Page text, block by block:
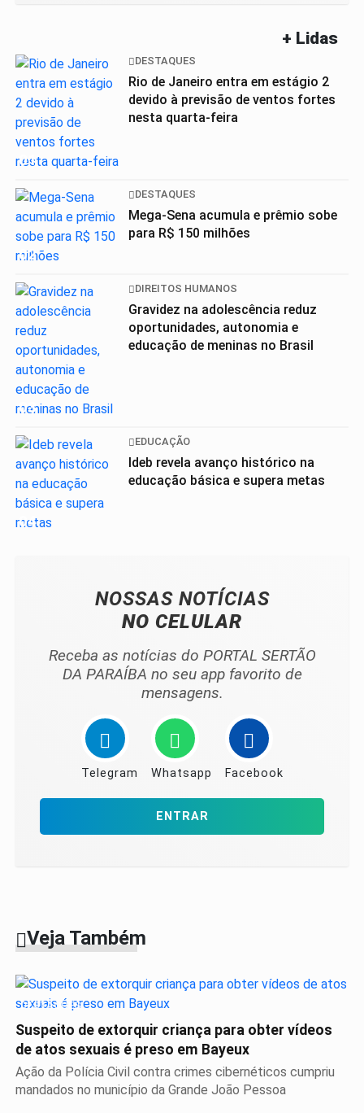
+ Lidas
01
DESTAQUES
Rio de Janeiro entra em estágio 2
devido à previsão de ventos fortes
nesta quarta-feira
02
DESTAQUES
Mega-Sena acumula e prêmio sobe
para R$ 150 milhões
03
DIREITOS HUMANOS
Gravidez na adolescência reduz
oportunidades, autonomia e
educação de meninas no Brasil
04
EDUCAÇÃO
Ideb revela avanço histórico na
educação básica e supera metas
NOSSAS NOTÍCIAS
NO CELULAR
Receba as notícias do PORTAL SERTÃO
DA PARAÍBA no seu app favorito de
mensagens.
Telegram Whatsapp Facebook
ENTRAR
Veja Também
DESTAQUES
Suspeito de extorquir criança para obter vídeos
de atos sexuais é preso em Bayeux
Ação da Polícia Civil contra crimes cibernéticos cumpriu
mandados no município da Grande João Pessoa